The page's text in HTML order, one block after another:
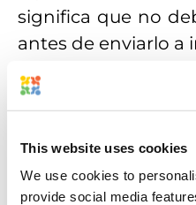
This website uses cookies
We use cookies to
provide social media
significa que no
antes de enviarlo a